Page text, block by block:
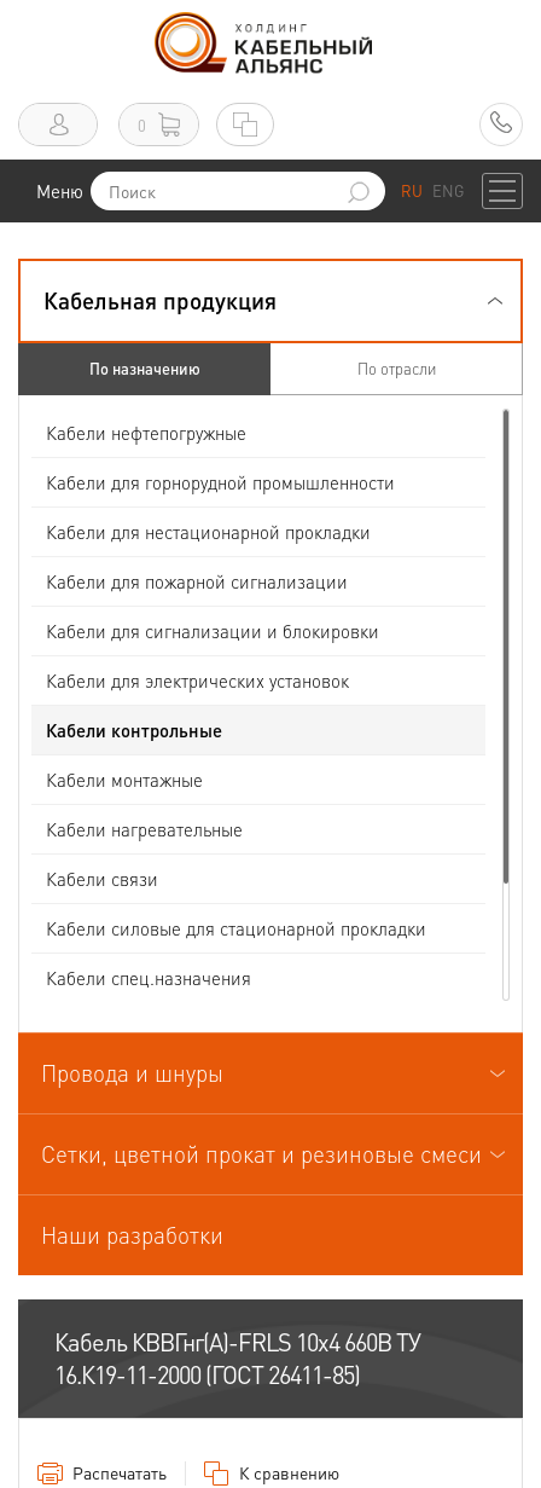
0
Меню RU ENG
Кабельная продукция
По назначению По отрасли
Кабели нефтепогружные
Кабели для горнорудной промышленности
Кабели для нестационарной прокладки
Кабели для пожарной сигнализации
Кабели для сигнализации и блокировки
Кабели для электрических установок
Кабели контрольные
Кабели монтажные
Кабели нагревательные
Кабели связи
Кабели силовые для стационарной прокладки
Кабели спец.назначения
Кабели судовые
Кабели термоэлектродные
Провода и шнуры
Сетки, цветной прокат и резиновые смеси
Наши разработки
Кабель КВВГнг(А)-FRLS 10х4 660В ТУ
16.К19-11-2000 (ГОСТ 26411-85)
Распечатать К сравнению